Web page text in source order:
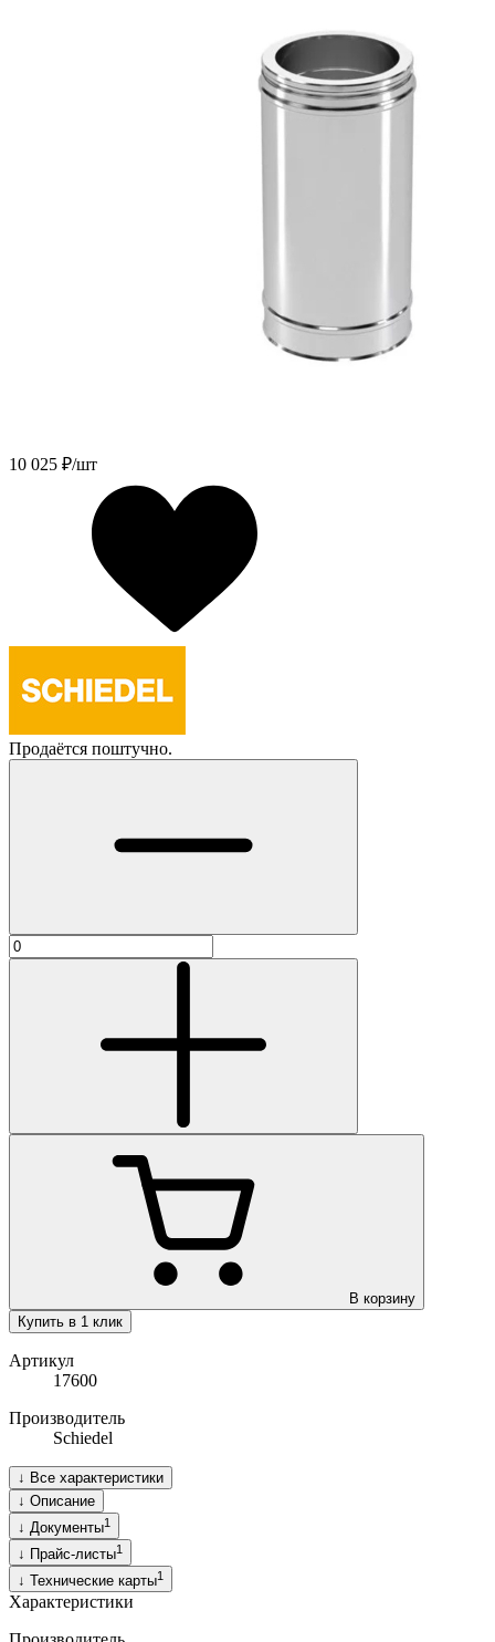
10 025 ₽/шт
Продаётся поштучно.
В корзину
Купить в 1 клик
Артикул
17600
Производитель
Schiedel
↓ Все характеристики
↓ Описание
↓ Документы1
↓ Прайс-листы1
↓ Технические карты1
Характеристики